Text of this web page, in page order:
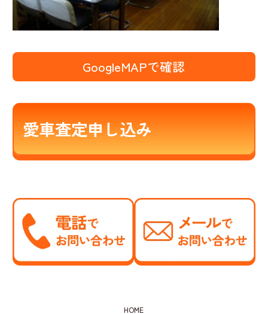
GoogleMAPで確認
愛車査定申し込み
HOME